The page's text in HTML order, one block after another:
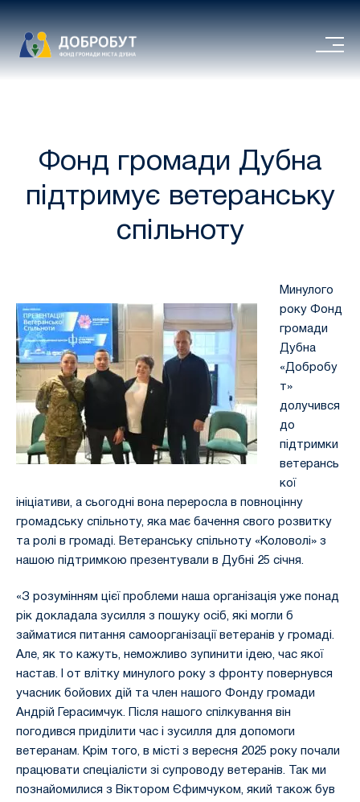
Фонд громади Дубна
підтримує ветеранську
спільноту
Минулого
року Фонд
громади
Дубна
«Добробу
т»
долучився
до
підтримки
ветерансь
кої
ініціативи, а сьогодні вона переросла в повноцінну
громадську спільноту, яка має бачення свого розвитку
та ролі в громаді. Ветеранську спільноту «Коловолі» з
нашою підтримкою презентували в Дубні 25 січня.
«З розумінням цієї проблеми наша організація уже понад
рік докладала зусилля з пошуку осіб, які могли б
займатися питання самоорганізації ветеранів у громаді.
Але, як то кажуть, неможливо зупинити ідею, час якої
настав. І от влітку минулого року з фронту повернувся
учасник бойових дій та член нашого Фонду громади
Андрій Герасимчук. Після нашого спілкування він
погодився приділити час і зусилля для допомоги
ветеранам. Крім того, в місті з вересня 2025 року почали
працювати спеціалісти зі супроводу ветеранів. Так ми
познайомилися з Віктором Єфимчуком, який також був